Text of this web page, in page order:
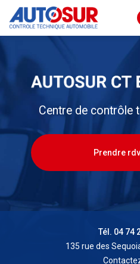
contenu
Centre de contrôle
Prendre
Tél. 04 74
135 rue des